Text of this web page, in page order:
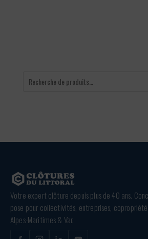
Votre expert clôture depuis plus de 40 ans.
pose pour collectivités, entreprises,
Alpes-Maritimes & Var.